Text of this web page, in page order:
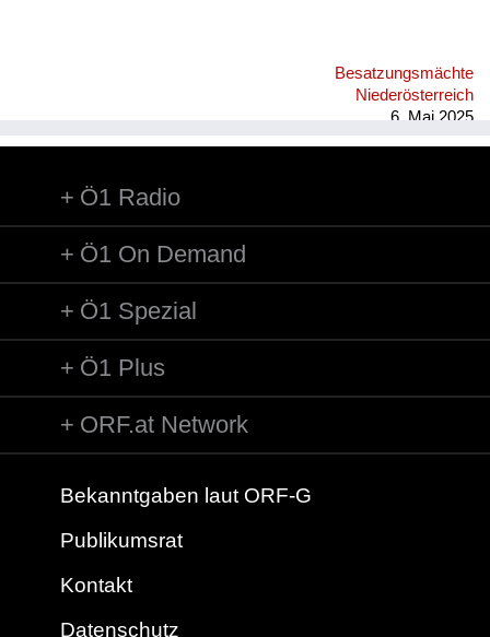
Besatzungsmächte
Niederösterreich
6. Mai 2025
Ö1 Radio
Ö1 On Demand
Ö1 Spezial
Ö1 Plus
ORF.at Network
Bekanntgaben laut ORF-G
Publikumsrat
Kontakt
Datenschutz